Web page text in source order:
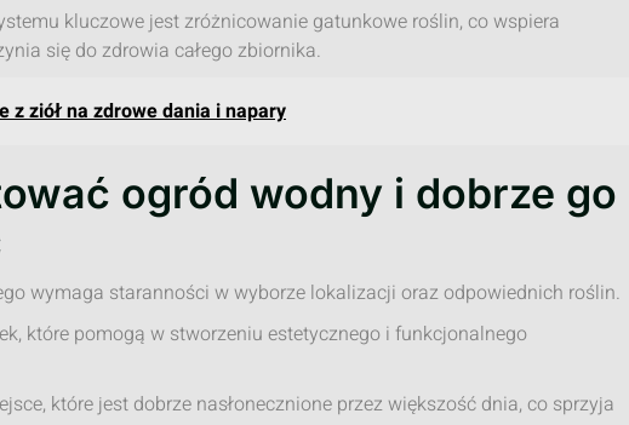
kluczowe jest zróżnicowanie gatunkowe roślin, co wspiera
się do zdrowia całego zbiornika.
z ziół na zdrowe dania i napary
ogród wodny i dobrze go
wymaga staranności w wyborze lokalizacji oraz odpowiednich roślin.
które pomogą w stworzeniu estetycznego i funkcjonalnego
które jest dobrze nasłonecznione przez większość dnia, co sprzyja